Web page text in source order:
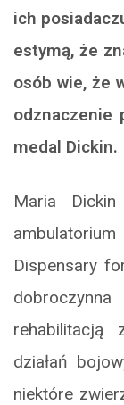
ich
estymą, że
osób wie, że
odznaczenie
medal Dickin.
Maria
Dispensary
rehabilitacją
działań
niektóre